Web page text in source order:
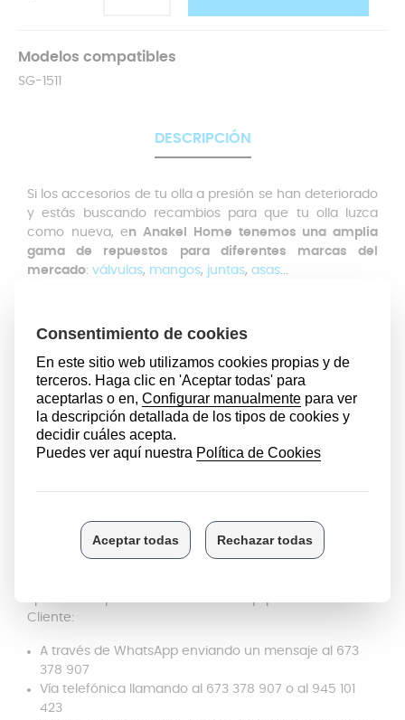
Modelos compatibles
SG-1511
DESCRIPCIÓN
Si los accesorios de tu olla a presión se han deteriorado
y estás buscando recambios para que tu olla luzca
como nueva, en Anakel Home tenemos una amplia
gama de repuestos para diferentes marcas del
mercado: válvulas, mangos, juntas, asas...
continuado, etc. Si el anillo de sellado ha perdido su
elasticidad o consistencia, no dudes en hacerte con
uno nuevo. Este recambio ha sido diseñado para las
ollasmodelo Cordoba de San Ignacio que cuenten con
24 centímetros de diámetro interior.
Es importante que tengas en cuenta estamedida de
Antes de comprar una junta de silicona, mide el
Si tienes dudas acerca del producto, la compatibilidad,
o simplemente quieres saber más acerca de los
Cliente:
A través de WhatsApp enviando un mensaje al 673
378 907
Vía telefónica llamando al 673 378 907 o al 945 101
423